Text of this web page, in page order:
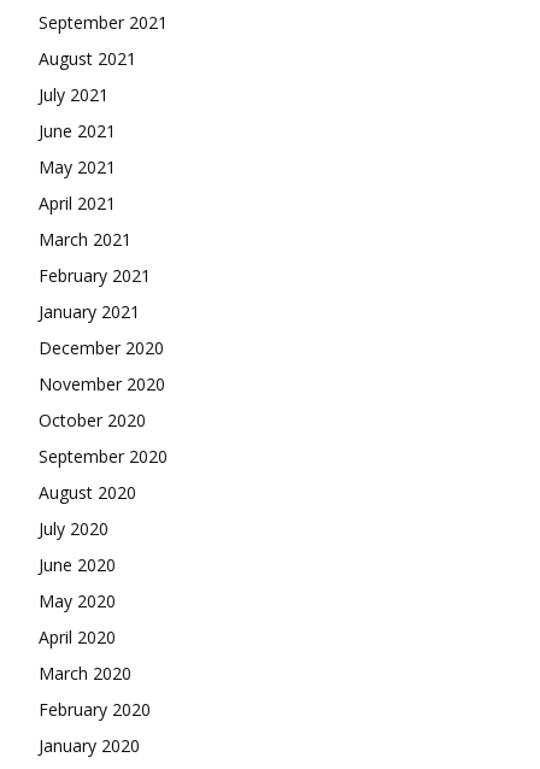
September 2021
August 2021
July 2021
June 2021
May 2021
April 2021
March 2021
February 2021
January 2021
December 2020
November 2020
October 2020
September 2020
August 2020
July 2020
June 2020
May 2020
April 2020
March 2020
February 2020
January 2020